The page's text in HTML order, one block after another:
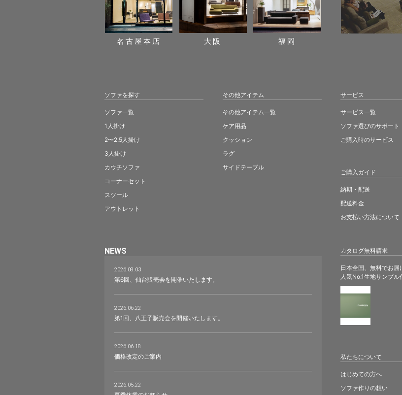
カタログ無料請求
日本全国、無料でお届
人気No.1生地サンプル
名古屋本店 大阪 福岡
ソファを探す
ソファ一覧
1人掛け
2〜2.5人掛け
3人掛け
カウチソファ
コーナーセット
スツール
アウトレット
その他アイテム
その他アイテム一覧
ケア用品
クッション
ラグ
サイドテーブル
サービス
サービス一覧
ソファ選びのサポート
ご購入時のサービス
ご購入ガイド
納期・配送
配送料金
お支払い方法について
NEWS
2026.08.03
第6回、仙台販売会を開催いたします。
2026.06.22
第1回、八王子販売会を開催いたします。
2026.06.18
価格改定のご案内
2026.05.22
私たちについて
はじめての方へ
ソファ作りの想い